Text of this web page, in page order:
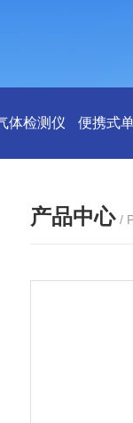
体检测仪 便携式
产品中心 /